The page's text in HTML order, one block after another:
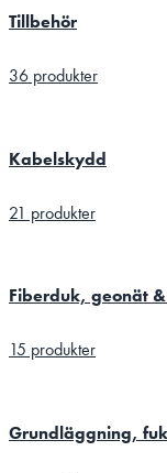
Tillbehör
36 produkter
Kabelskydd
21 produkter
Fiberduk, geonät
15 produkter
Grundläggning,